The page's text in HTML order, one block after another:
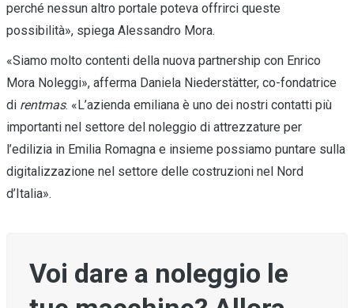
perché nessun altro portale poteva offrirci queste
possibilità», spiega Alessandro Mora.
«Siamo molto contenti della nuova partnership con Enrico
Mora Noleggi», afferma Daniela Niederstätter, co-fondatrice
di rentmas. «L’azienda emiliana è uno dei nostri contatti più
importanti nel settore del noleggio di attrezzature per
l’edilizia in Emilia Romagna e insieme possiamo puntare sulla
digitalizzazione nel settore delle costruzioni nel Nord
d’Italia».
Voi dare a noleggio le